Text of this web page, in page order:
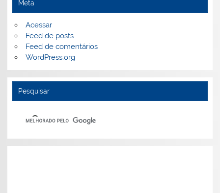
Meta
Acessar
Feed de posts
Feed de comentários
WordPress.org
Pesquisar